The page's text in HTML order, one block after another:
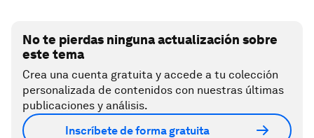
No te pierdas ninguna actualización sobre
este tema
Crea una cuenta gratuita y accede a tu colección
personalizada de contenidos con nuestras últimas
publicaciones y análisis.
Inscríbete de forma gratuita